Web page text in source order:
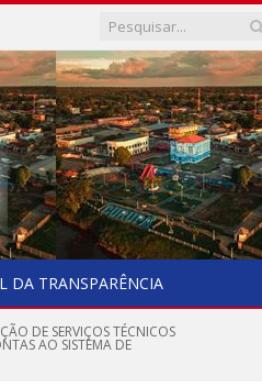
DA TRANSPARÊNCIA
DE SERVIÇOS TÉCNICOS
AO SISTEMA DE